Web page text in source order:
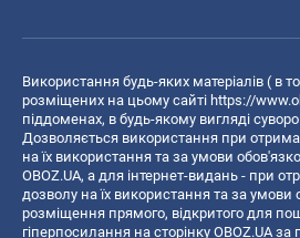
Використання будь-яких матеріалів ( в
розміщених на цьому сайті https://
піддоменах, в будь-якому вигляді
Дозволяється використання при
на їх використання та за умови
OBOZ.UA, а для інтернет-видань - при
дозволу на їх використання та за умови
розміщення прямого, відкритого для
гіперпосилання на сторінку OBOZ.UA